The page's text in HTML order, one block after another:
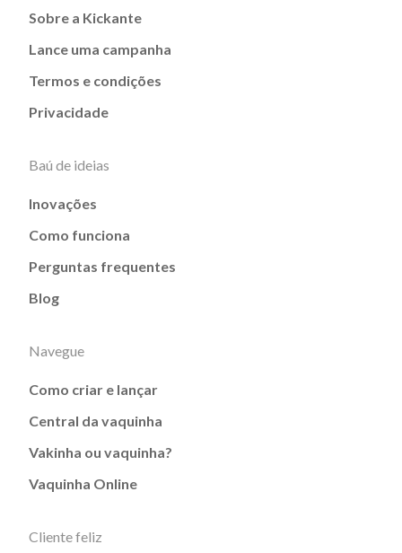
Sobre a Kickante
Lance uma campanha
Termos e condições
Privacidade
Baú de ideias
Inovações
Como funciona
Perguntas frequentes
Blog
Navegue
Como criar e lançar
Central da vaquinha
Vakinha ou vaquinha?
Vaquinha Online
Cliente feliz